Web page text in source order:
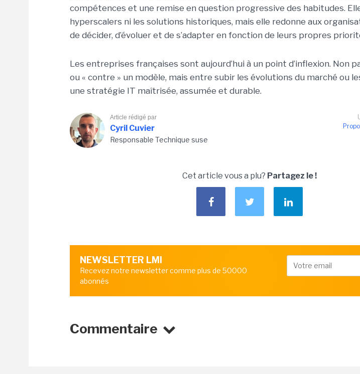
compétences et une remise en question progressive des habitudes.
hyperscalers ni les solutions historiques, mais elle redonne aux
de décider, d’évoluer et de s’adapter en fonction de leurs propres
Les entreprises françaises sont aujourd’hui à un point d’inflexion. Non
ou « contre » un modèle, mais entre subir les évolutions du marché ou
une stratégie IT maîtrisée, assumée et durable.
Article rédigé par
Cyril Cuvier
Responsable Technique suse
Cet article vous a plu? Partagez le !
NEWSLETTER LMI
Recevez notre newsletter comme plus de 50000
abonnés
Commentaire